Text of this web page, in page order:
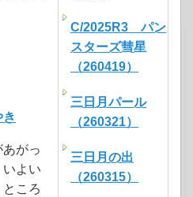
がっ
いよい
ころ
C/2025R3 パン
スターズ彗星
（260419）
三日月パール
（260321）
三日月の出
（260315）